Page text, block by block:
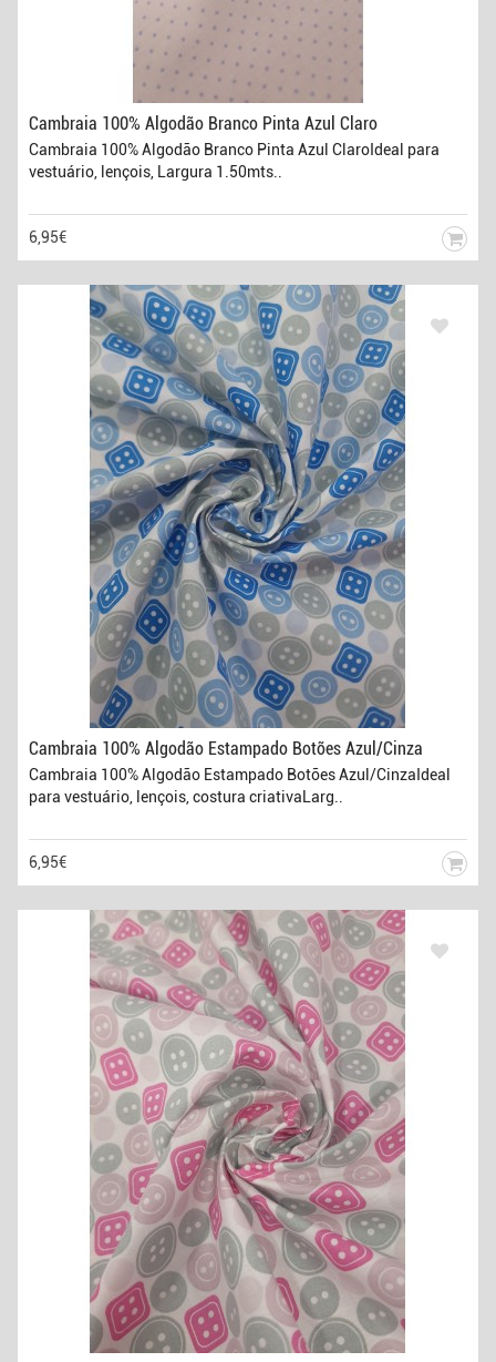
Cambraia 100% Algodão Branco Pinta Azul Claro
Cambraia 100% Algodão Branco Pinta Azul ClaroIdeal para
vestuário, lençois, Largura 1.50mts..
6,95€
Cambraia 100% Algodão Estampado Botões Azul/Cinza
Cambraia 100% Algodão Estampado Botões Azul/CinzaIdeal
para vestuário, lençois, costura criativaLarg..
6,95€